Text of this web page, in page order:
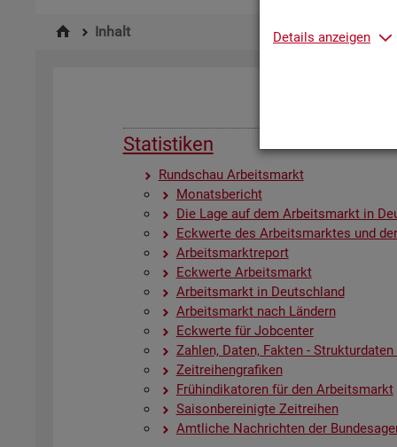
Details anzeigen
Inhalt
Sta­tis­ti­ken
Rund­schau Ar­beits­markt
Mo­nats­be­richt
Die Lage auf dem Ar­beits­markt in
Eck­wer­te des Ar­beits­mark­tes und
Ar­beits­markt­re­port
Eck­wer­te Ar­beits­markt
Ar­beits­markt in Deutsch­land
Ar­beits­markt nach Län­dern
Eck­wer­te für Job­cen­ter
Zah­len, Daten, Fak­ten -
Zeit­rei­hen­gra­fi­ken
Früh­in­di­ka­to­ren für den Ar­beits­markt
Sai­son­be­rei­nig­te Zeit­rei­hen
Amt­li­che Nach­rich­ten der